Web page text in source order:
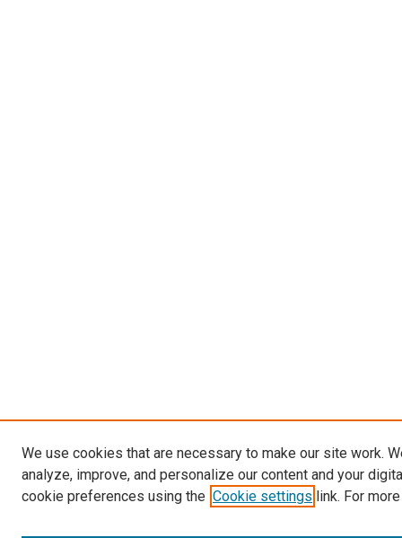
We use cookies that are necessary to make our site work.
analyze, improve, and personalize our content and your
cookie preferences using the Cookie settings link. For